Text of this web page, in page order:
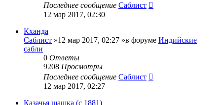
Последнее сообщение Саблист
12 мар 2017, 02:30
Кханда
Саблист »12 мар 2017, 02:27 »в форуме Индийские
сабли
0 Ответы
9208 Просмотры
Последнее сообщение Саблист
12 мар 2017, 02:27
Казачья шашка (с 1881)